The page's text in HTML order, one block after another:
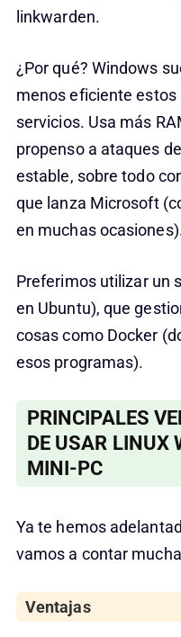
linkwarden.
¿Por qué? Windows
menos eficiente estos
servicios. Usa más
propenso a ataques
estable, sobre todo
que lanza Microsoft
en muchas
Preferimos utilizar un
en Ubuntu), que
cosas como Docker
esos programas).
PRINCIPALES
DE USAR LINUX
MINI-PC
Ya te hemos
vamos a contar
Ventajas